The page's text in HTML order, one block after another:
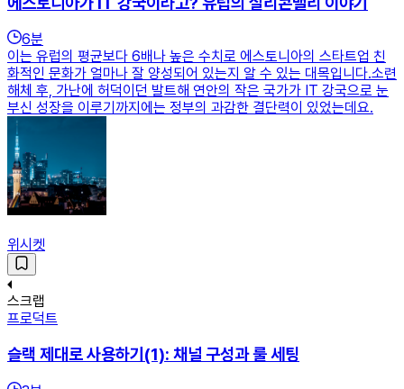
6분
이는 유럽의 평균보다 6배나 높은 수치로 에스토니아의 스타트업 친
화적인 문화가 얼마나 잘 양성되어 있는지 알 수 있는 대목입니다.​소련
해체 후, 가난에 허덕이던 발트해 연안의 작은 국가가 IT 강국으로 눈
부신 성장을 이루기까지에는 정부의 과감한 결단력이 있었는데요.
위시켓
스크랩
프로덕트
슬랙 제대로 사용하기(1): 채널 구성과 룰 세팅